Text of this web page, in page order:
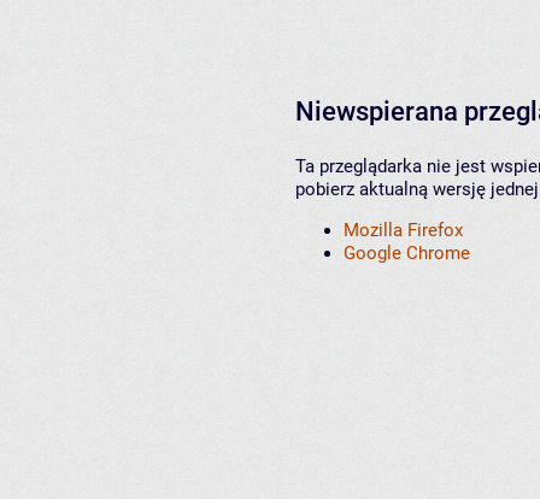
Niewspierana
Ta przeglądarka nie jest
pobierz aktualną wersję
Mozilla Firefox
Google Chrome